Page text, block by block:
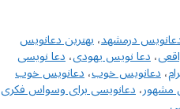
درمشهد،بهترین دعانویس
،دعا نویس یهودی،دعا نویسی
،دعانویس خوب،دعانویس خوب
مشهور،دعانویسی برای وسواس فکری